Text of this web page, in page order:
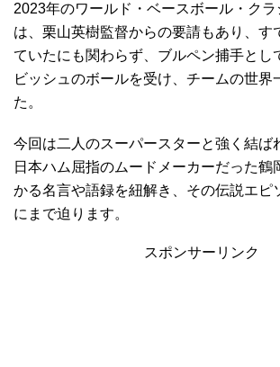
2023年のワールド・ベースボール・ク
は、栗山英樹監督からの要請もあり、す
ていたにも関わらず、ブルペン捕手とし
ビッシュのボールを受け、チームの世界
た。
今回は二人のスーパースターと強く結ば
日本ハム屈指のムードメーカーだった鶴
かる名言や語録を紐解き、その伝説エピ
にまで迫ります。
スポンサーリンク